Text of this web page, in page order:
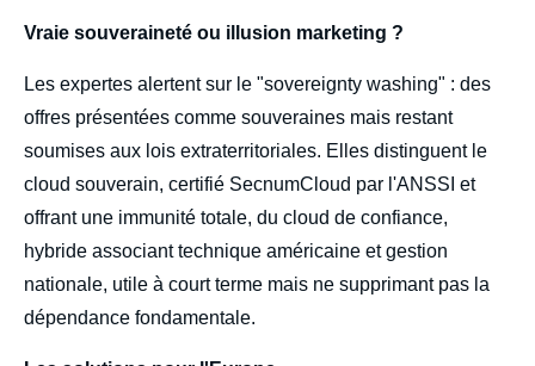
Vraie souveraineté ou illusion marketing ?
Les expertes alertent sur le "sovereignty washing" : des
offres présentées comme souveraines mais restant
soumises aux lois extraterritoriales. Elles distinguent le
cloud souverain, certifié SecnumCloud par l'ANSSI et
offrant une immunité totale, du cloud de confiance,
hybride associant technique américaine et gestion
nationale, utile à court terme mais ne supprimant pas la
dépendance fondamentale.